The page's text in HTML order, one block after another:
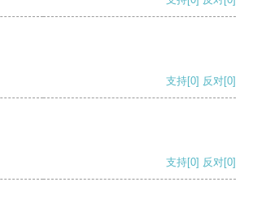
支持[0] 反对[0]
支持[0] 反对[0]